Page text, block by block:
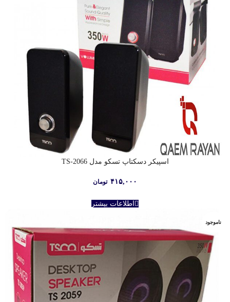
اسپيکر دسکتاپ تسکو مدل TS-2066
۴۱۵,۰۰۰ تومان
اطلاعات بیشتر
ناموجود